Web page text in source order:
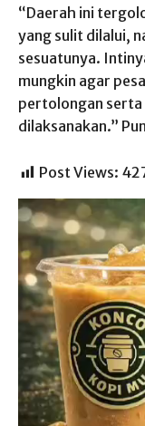
“Daerah ini
yang sulit dilalui,
sesuatunya.
mungkin agar
pertolongan
dilaksanakan.”
Post Views: